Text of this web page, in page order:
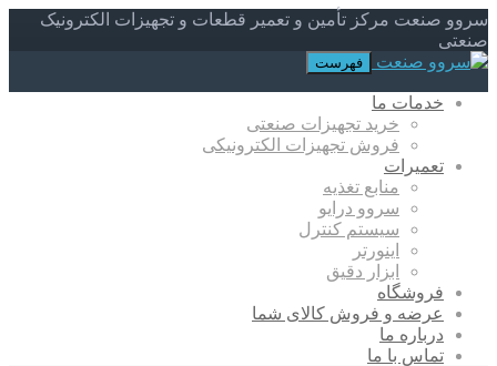
سروو صنعت مرکز تأمین و تعمیر قطعات و تجهیزات الکترونیک
صنعتی
فهرست
خدمات ما
خرید تجهیزات صنعتی
فروش تجهیزات الکترونیکی
تعمیرات
منابع تغذیه
سروو درایو
سیستم کنترل
اینورتر
ابزار دقیق
فروشگاه
عرضه و فروش کالای شما
درباره ما
تماس با ما